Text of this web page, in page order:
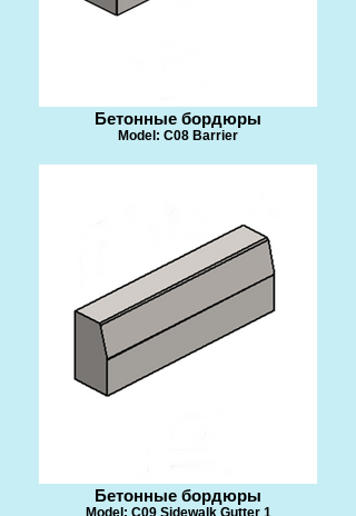
Бетонные бордюры
Model: C08 Barrier
Бетонные бордюры
Model: C09 Sidewalk Gutter 1